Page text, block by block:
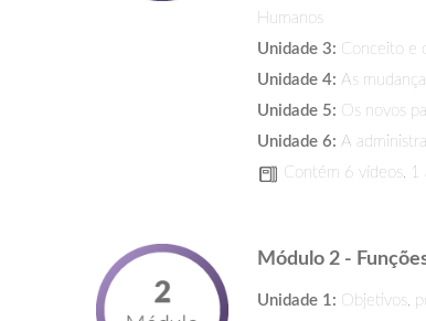
Humanos
Unidade 3: Conceito e
Unidade 4: As
Unidade 5: Os novos
Unidade 6: A
Contém 6 vídeos, 1
Módulo 2 -
Unidade 1: Objetivos,